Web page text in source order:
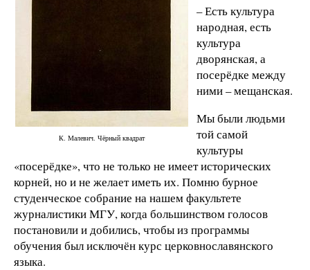
К. Малевич. Чёрный квадрат
– Есть культура
народная, есть
культура
дворянская, а
посерёдке между
ними – мещанская.
Мы были людьми
той самой
культуры
«посерёдке», что не только не имеет исторических
корней, но и не желает иметь их. Помню бурное
студенческое собрание на нашем факультете
журналистики МГУ, когда большинством голосов
постановили и добились, чтобы из программы
обучения был исключён курс церковнославянского
языка.